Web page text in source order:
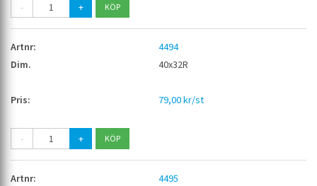
- +
4494
40x32R
79,00 kr/st
- +
4495